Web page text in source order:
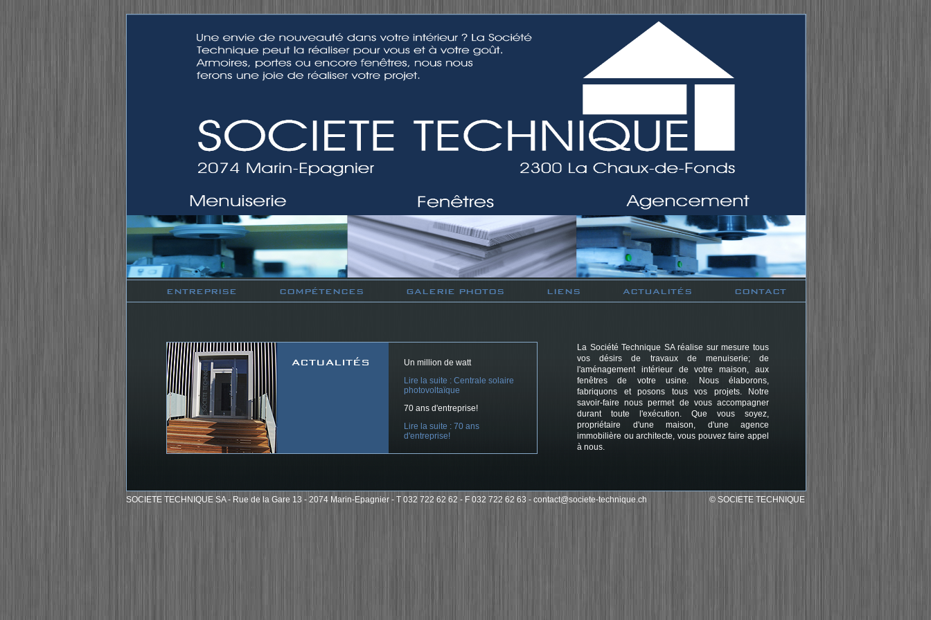
ENTREPRISE COMPÉTENCES GALERIE PHOTOS LIENS ACTUALITÉS CONTACT
ACTUALITÉS
Un million de watt
Lire la suite : Centrale solaire
photovoltaïque
70 ans d'entreprise!
Lire la suite : 70 ans
d'entreprise!
La Société Technique SA réalise sur mesure tous
vos désirs de travaux de menuiserie; de
l'aménagement intérieur de votre maison, aux
fenêtres de votre usine. Nous élaborons,
fabriquons et posons tous vos projets. Notre
savoir-faire nous permet de vous accompagner
durant toute l'exécution. Que vous soyez,
propriétaire d'une maison, d'une agence
immobilière ou architecte, vous pouvez faire appel
à nous.
SOCIETE TECHNIQUE SA - Rue de la Gare 13 - 2074 Marin-Epagnier - T 032 722 62 62 - F 032 722 62 63 - contact@societe-technique.ch © SOCIETE TECHNIQUE